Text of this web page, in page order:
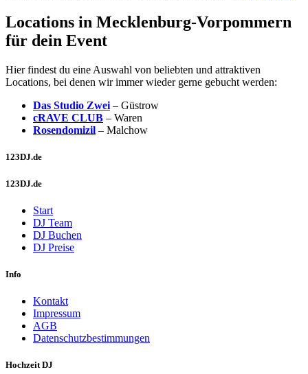
Locations in Mecklenburg-Vorpommern
für dein Event
Hier findest du eine Auswahl von beliebten und attraktiven
Locations, bei denen wir immer wieder gerne gebucht werden:
Das Studio Zwei – Güstrow
cRAVE CLUB – Waren
Rosendomizil – Malchow
123DJ.de
123DJ.de
Start
DJ Team
DJ Buchen
DJ Preise
Info
Kontakt
Impressum
AGB
Datenschutzbestimmungen
Hochzeit DJ